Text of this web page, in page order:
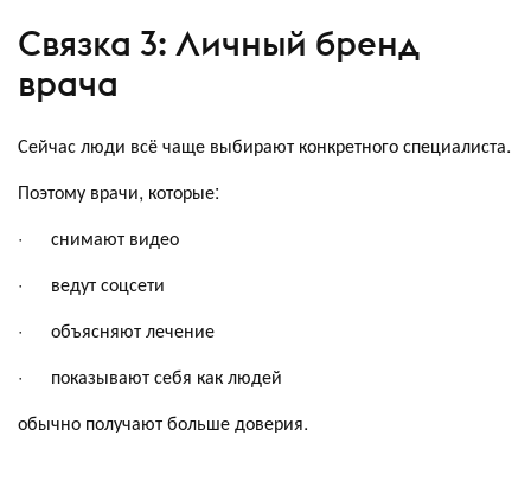
Связка 3: Личный бренд
врача
Сейчас люди всё чаще выбирают конкретного специалиста.
Поэтому врачи, которые:
· снимают видео
· ведут соцсети
· объясняют лечение
· показывают себя как людей
обычно получают больше доверия.